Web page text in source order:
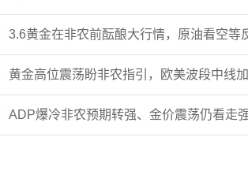
3.6黄金在非农前酝酿大行情，原油看空等
黄金高位震荡盼非农指引，欧美波段中线
ADP爆冷非农预期转强、金价震荡仍看走